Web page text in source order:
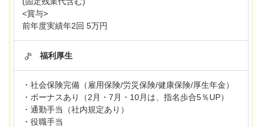
<賞与>
前年度実績年2回 5万円
福利厚生
・社会保険完備（雇用保険/労災保険/健康保険/厚生年金）
・ボーナスあり（2月・7月・10月は、指名歩合5％UP）
・通勤手当（社内規定あり）
・役職手当